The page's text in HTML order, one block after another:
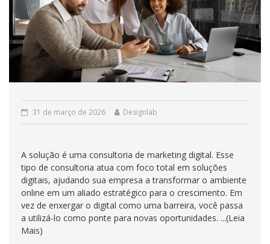
31 de março de 2026 Designlab
A solução é uma consultoria de marketing digital. Esse
tipo de consultoria atua com foco total em soluções
digitais, ajudando sua empresa a transformar o ambiente
online em um aliado estratégico para o crescimento. Em
vez de enxergar o digital como uma barreira, você passa
a utilizá-lo como ponte para novas oportunidades. ...(Leia
Mais)